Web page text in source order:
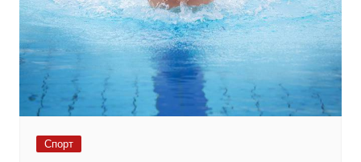
Спорт